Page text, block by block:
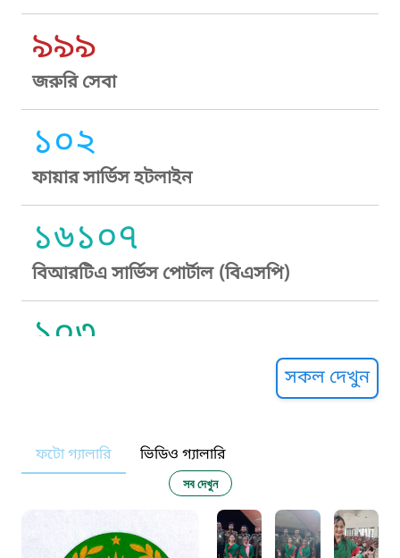
৯৯৯
জরুরি সেবা
১০২
ফায়ার সার্ভিস হটলাইন
১৬১০৭
বিআরটিএ সার্ভিস পোর্টাল (বিএসপি)
১০৩
নারী ও শিশু নির্যাতন প্রতিরোধ
১০৬
সকল দেখুন
ফটো গ্যালারি ভিডিও গ্যালারি
সব দেখুন